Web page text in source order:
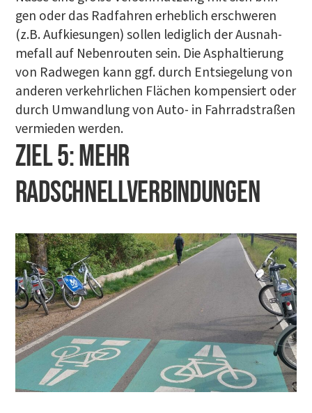
gen oder das Rad­fah­ren erheb­lich erschwe­ren
(z.B. Auf­kie­sun­gen) sol­len ledig­lich der Aus­nah­
me­fall auf Neben­rou­ten sein. Die Asphal­tie­rung
von Rad­we­gen kann ggf. durch Ent­sie­ge­lung von
ande­ren ver­kehr­li­chen Flä­chen kom­pen­siert oder
durch Umwand­lung von Auto- in Fahr­rad­stra­ßen
ver­mie­den werden.
ZIEL 5: MEHR
RADSCHNELLVERBINDUNGEN